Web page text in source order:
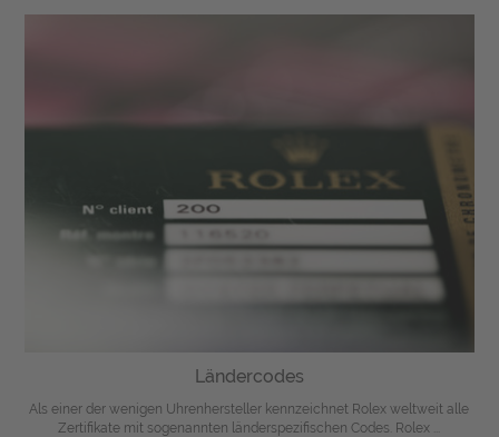
Ländercodes
Als einer der wenigen Uhrenhersteller kennzeichnet Rolex weltweit alle
Zertifikate mit sogenannten länderspezifischen Codes. Rolex ...